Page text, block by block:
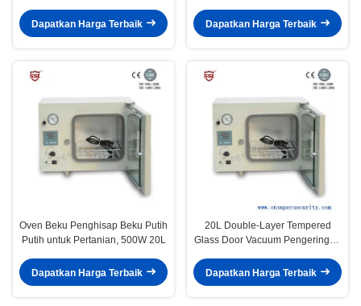
Dapatkan Harga Terbaik
Dapatkan Harga Terbaik
Oven Beku Penghisap Beku Putih
Putih untuk Pertanian, 500W 20L
Dapatkan Harga Terbaik
20L Double-Layer Tempered
Glass Door Vacuum Pengeringan
Dapatkan Harga Terbaik